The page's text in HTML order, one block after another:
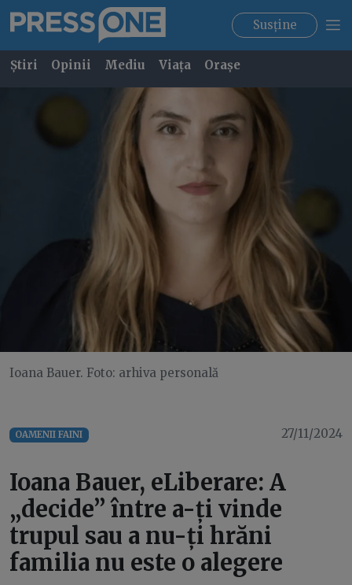
Susține
Știri Opinii Mediu Viața Orașe
Ioana Bauer. Foto: arhiva personală
OAMENII FAINI 27/11/2024
Ioana Bauer, eLiberare: A
„decide” între a-ți vinde
trupul sau a nu-ți hrăni
familia nu este o alegere